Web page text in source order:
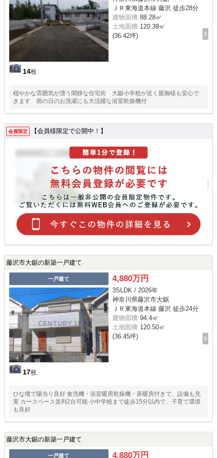
14枚
ＪＲ東海道本線 藤沢 徒歩28分
建物面積 88.28㎡
土地面積 120.39㎡
(36.42坪)
穏やかな雰囲気が漂う閑静な住宅街 大鋸小学校が近く親御様も安心で
きます 雨の日のお洗濯にも大活躍な浴室乾燥機付
会員限定 【会員様限定で公開中！】
藤沢市大鋸の新築一戸建て
一戸建て
17枚
4,880万円
3SLDK / 2026年
神奈川県藤沢市大鋸
ＪＲ東海道本線 藤沢 徒歩24分
建物面積 94.4㎡
土地面積 120.50㎡
(36.45坪)
ひな壇で陽当り良好 食洗機・浴室暖房乾燥機・床暖房付きで、設備も充
実 カースペース並列2台可能 小中学校まで徒歩15分以内で、子育て環境
も良好
藤沢市大鋸の新築一戸建て
一戸建て 4,880万円